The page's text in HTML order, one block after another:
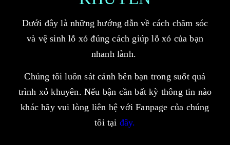
Dưới đây là những hướng dẫn về cách chăm sóc
và vệ sinh lỗ xỏ đúng cách giúp lỗ xỏ của bạn
nhanh lành.
Chúng tôi luôn sát cánh bên bạn trong suốt quá
trình xỏ khuyên. Nếu bận cần bất kỳ thông tin nào
khác hãy vui lòng liên hệ với Fanpage của chúng
tôi tại đây.